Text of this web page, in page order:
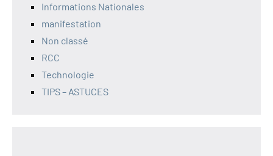
Informations Nationales
manifestation
Non classé
RCC
Technologie
TIPS – ASTUCES